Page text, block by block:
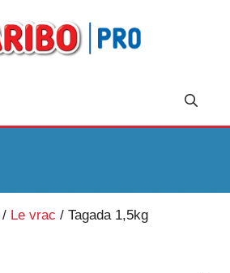
/ Le vrac / Tagada 1,5kg